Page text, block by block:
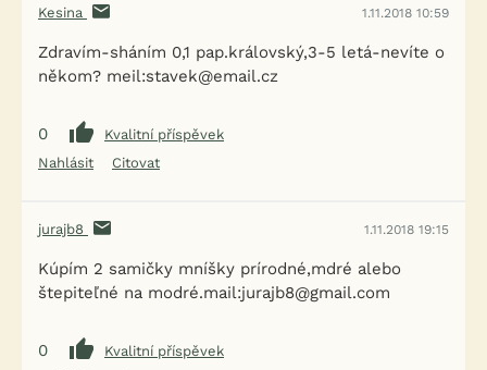
Kesina 1.11.2018 10:59
Zdravím-sháním 0,1 pap.královský,3-5 letá-nevíte o
někom? meil:stavek@email.cz
0
Kvalitní příspěvek
Nahlásit
Citovat
jurajb8 1.11.2018 19:15
Kúpím 2 samičky mníšky prírodné,mdré alebo
štepiteľné na modré.mail:jurajb8@gmail.com
0
Kvalitní příspěvek